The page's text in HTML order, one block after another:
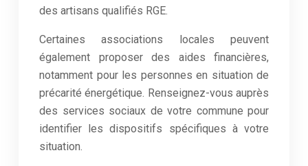
des artisans qualifiés RGE.
Certaines associations locales peuvent
également proposer des aides financières,
notamment pour les personnes en situation de
précarité énergétique. Renseignez-vous auprès
des services sociaux de votre commune pour
identifier les dispositifs spécifiques à votre
situation.